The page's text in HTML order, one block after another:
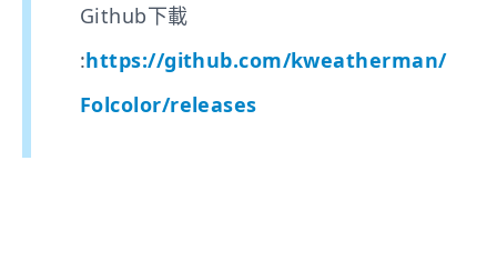
Github下載
:https://github.com/kweatherman/
Folcolor/releases